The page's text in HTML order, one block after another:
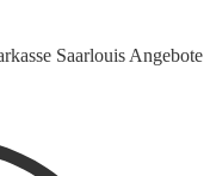
Saarlouis Angebote